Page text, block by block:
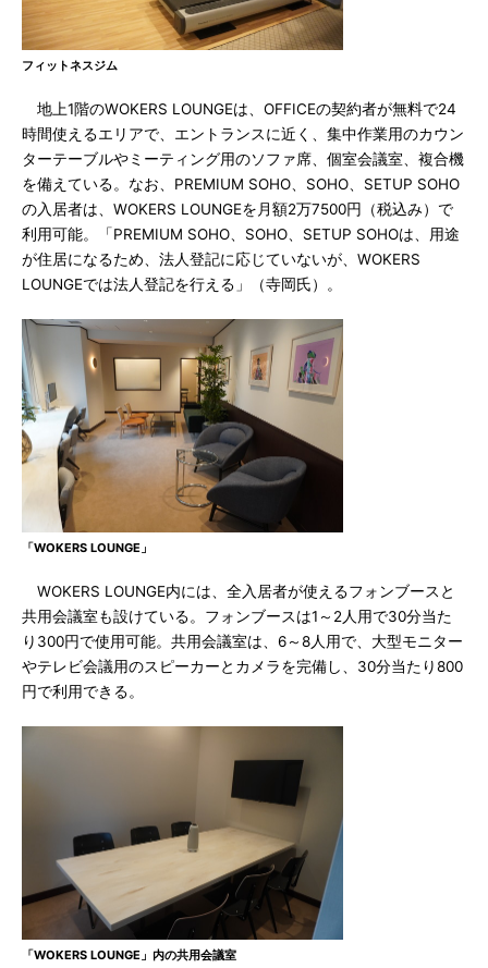
フィットネスジム
地上1階のWOKERS LOUNGEは、OFFICEの契約者が無料で24
時間使えるエリアで、エントランスに近く、集中作業用のカウン
ターテーブルやミーティング用のソファ席、個室会議室、複合機
を備えている。なお、PREMIUM SOHO、SOHO、SETUP SOHO
の入居者は、WOKERS LOUNGEを月額2万7500円（税込み）で
利用可能。「PREMIUM SOHO、SOHO、SETUP SOHOは、用途
が住居になるため、法人登記に応じていないが、WOKERS
LOUNGEでは法人登記を行える」（寺岡氏）。
「WOKERS LOUNGE」
WOKERS LOUNGE内には、全入居者が使えるフォンブースと
共用会議室も設けている。フォンブースは1～2人用で30分当た
り300円で使用可能。共用会議室は、6～8人用で、大型モニター
やテレビ会議用のスピーカーとカメラを完備し、30分当たり800
円で利用できる。
「WOKERS LOUNGE」内の共用会議室